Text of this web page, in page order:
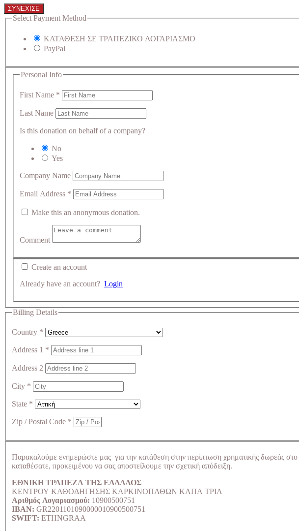
ΣΥΝΕΧΙΣΕ
Select Payment Method
ΚΑΤΑΘΕΣΗ ΣΕ ΤΡΑΠΕΖΙΚΟ ΛΟΓΑΡΙΑΣΜΟ
PayPal
Personal Info
First Name *
Last Name
Is this donation on behalf of a company?
No
Yes
Company Name
Email Address *
Make this an anonymous donation.
Comment
Create an account
Already have an account? Login
Billing Details
Country *
Address 1 *
Address 2
City *
State *
Zip / Postal Code *
Παρακαλούμε ενημερώστε μας για την κατάθεση στην περίπτωση χρηματικής δωρεάς στο
καταθέσατε, προκειμένου να σας αποστείλουμε την σχετική απόδειξη.
ΕΘΝΙΚΗ ΤΡΑΠΕΖΑ ΤΗΣ ΕΛΛΑΔΟΣ
ΚΕΝΤΡΟΥ ΚΑΘΟΔΗΓΗΣΗΣ ΚΑΡΚΙΝΟΠΑΘΩΝ ΚΑΠΑ ΤΡΙΑ
Αριθμός Λογαριασμού: 10900500751
IBAN: GR2201101090000010900500751
SWIFT: ETHNGRAA